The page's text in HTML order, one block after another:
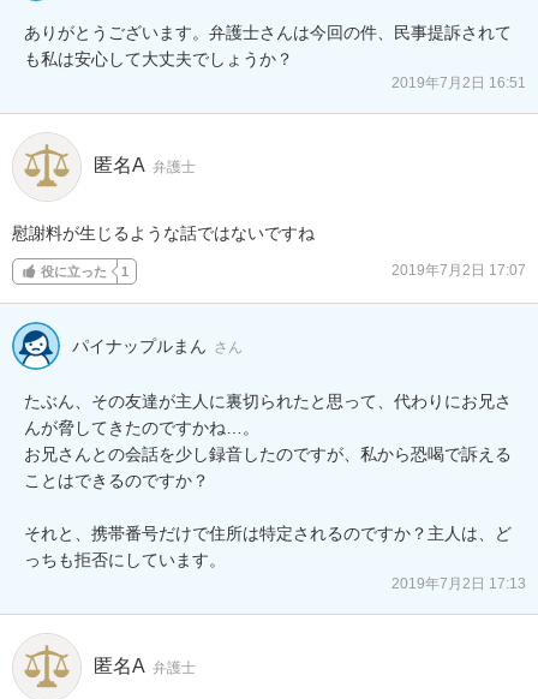
ありがとうございます。弁護士さんは今回の件、民事提訴されて
も私は安心して大丈夫でしょうか？
2019年7月2日 16:51
匿名A 弁護士
慰謝料が生じるような話ではないですね
役に立った 1 2019年7月2日 17:07
パイナップルまん さん
たぶん、その友達が主人に裏切られたと思って、代わりにお兄さ
んが脅してきたのですかね…。
お兄さんとの会話を少し録音したのですが、私から恐喝で訴える
ことはできるのですか？
それと、携帯番号だけで住所は特定されるのですか？主人は、ど
っちも拒否にしています。
2019年7月2日 17:13
匿名A 弁護士